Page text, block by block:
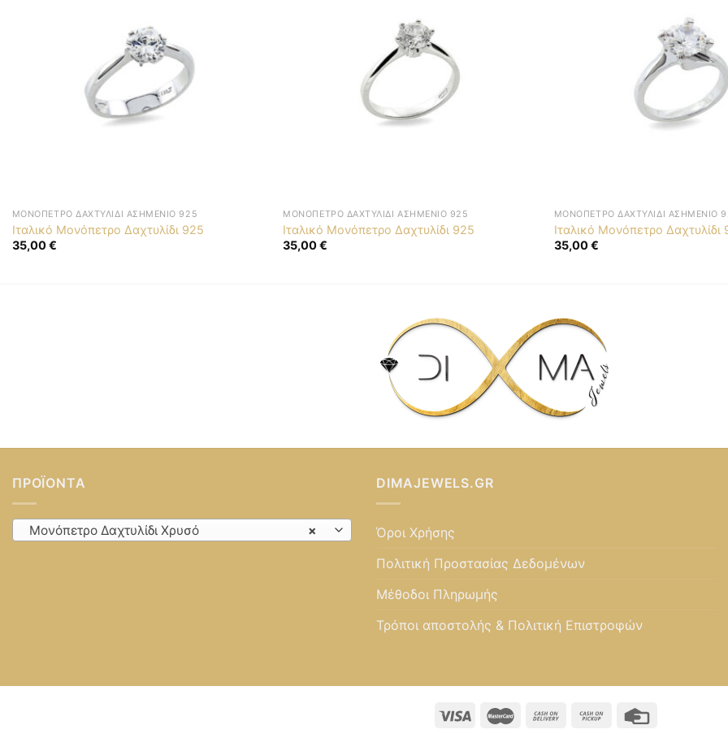
ΜΟΝΌΠΕΤΡΟ ΔΑΧΤΥΛΊΔΙ ΑΣΗΜΈΝΙΟ 925
Ιταλικό Μονόπετρο Δαχτυλίδι 925
35,00€
ΜΟΝΌΠΕΤΡΟ ΔΑΧΤΥΛΊΔΙ ΑΣΗΜΈΝΙΟ 925
Ιταλικό Μονόπετρο Δαχτυλίδι 925
35,00€
ΜΟΝΌΠΕΤΡΟ ΔΑΧΤΥΛΊΔΙ ΑΣΗΜΈΝΙΟ
Ιταλικό Μονόπετρο Δαχτυλίδι
35,00€
ΠΡΟΪΌΝΤΑ
×
Μονόπετρο Δαχτυλίδι Χρυσό
DIMAJEWELS.GR
Όροι Χρήσης
Πολιτική Προστασίας Δεδομένων
Μέθοδοι Πληρωμής
Τρόποι αποστολής & Πολιτική Επιστροφών